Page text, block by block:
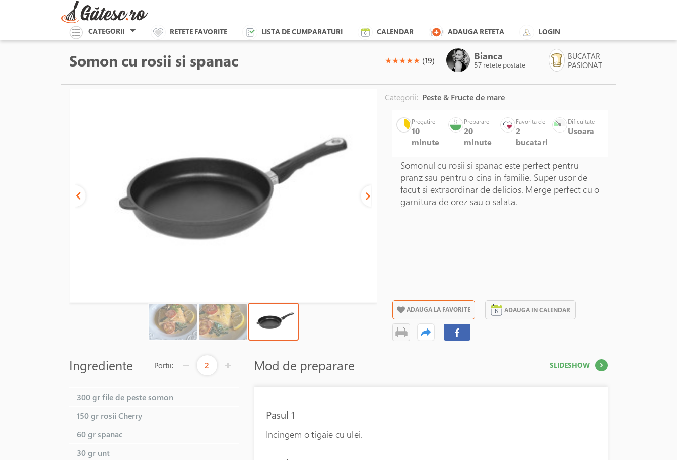
CATEGORII RETETE FAVORITE LISTA DE CUMPARATURI CALENDAR ADAUGA RETETA LOGIN
Somon cu rosii si spanac (*)
★(*)
★(*)
★(*)
★(*)
★ (19) Bianca
57 retete postate
BUCATAR
PASIONAT
Categorii: Peste & Fructe de mare
Pregatire
10
minute
Preparare
20
minute
Favorita de
2
bucatari
Dificultate
Usoara
Somonul cu rosii si spanac este perfect pentru
pranz sau pentru o cina in familie. Super usor de
facut si extraordinar de delicios. Merge perfect cu o
garnitura de orez sau o salata.
ADAUGA LA FAVORITE ADAUGA IN CALENDAR
Ingrediente Portii: 2
300 grfile de peste somon
150 gr rosii Cherry
60 grspanac
30 gr unt
Mod de preparare SLIDESHOW
Pasul 1
Incingem o tigaie cu ulei.